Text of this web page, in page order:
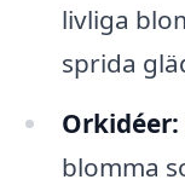
livliga
sprida
Orkidéer:
blomma